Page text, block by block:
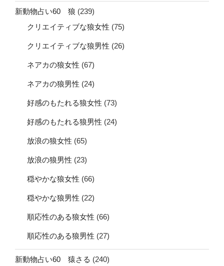
新動物占い60 狼 (239)
クリエイティブな狼女性 (75)
クリエイティブな狼男性 (26)
ネアカの狼女性 (67)
ネアカの狼男性 (24)
好感のもたれる狼女性 (73)
好感のもたれる狼男性 (24)
放浪の狼女性 (65)
放浪の狼男性 (23)
穏やかな狼女性 (66)
穏やかな狼男性 (22)
順応性のある狼女性 (66)
順応性のある狼男性 (27)
新動物占い60 猿さる (240)